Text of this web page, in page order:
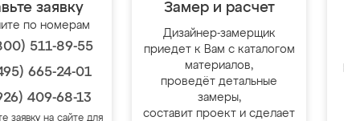
заявку
по номерам
511-89-55
665-24-01
409-68-13
заявку на сайте для
Замер и расчет
Дизайнер-замерщик
приедет к Вам с каталогом
материалов,
проведёт детальные
замеры,
составит проект и сделает